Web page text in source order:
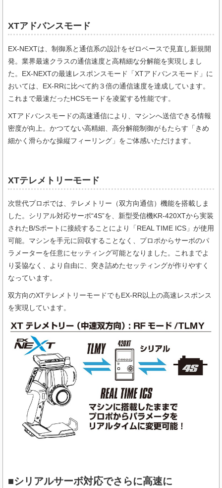
XTアドバンスモード
EX-NEXTは、制御系と通信系の設計をゼロベースで見直し新規開
発。業界最速クラスの通信速度と高精細な分解能を実現しまし
た。EX-NEXTの最速レスポンスモード「XTアドバンスモード」に
おいては、EX-RRに比べて約３倍の通信速度を達成しています。
これまで最速だったHCSモードを凌駕する性能です。
XTアドバンスモードの高速通信により、マシンへ送信できる情報
密度が向上。かつてない高精細、高分解能制御がもたらす「きめ
細かく滑らかな操縦フィーリング」をご体感いただけます。
XTテレメトリーモード
次世代プロポでは、テレメトリー（双方向通信）機能を搭載しま
した。シリアル対応サーボ“4S”を、新型受信機KR-420XTから実装
されたB/Sポートに接続することにより「REAL TIME ICS」が使用
可能。マシンを手元に回収することなく、プロポからサーボのパ
ラメーターを任意にセッティング可能となりました。これまでよ
り妥協なく、より自由に、突き詰めたセッティングが作りやすく
なっています。
双方向のXTテレメトリーモードでもEX-RR以上の高速レスポンス
を実現しています。
■シリアルサーボ対応でさらに高速に